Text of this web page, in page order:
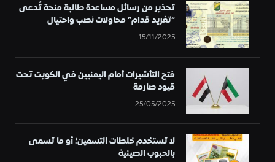
تحذير من رسائل مساعدة طالبة منحة تُدعى
“تغريد قدام” محاولات نصب واحتيال
15/11/2025
فتح التأشيرات أمام اليمنيين في الكويت تحت
قيود صارمة
25/05/2025
لا تستخدم خلطات التسمين؛ أو ما تسمى
بالحبوب الصينية